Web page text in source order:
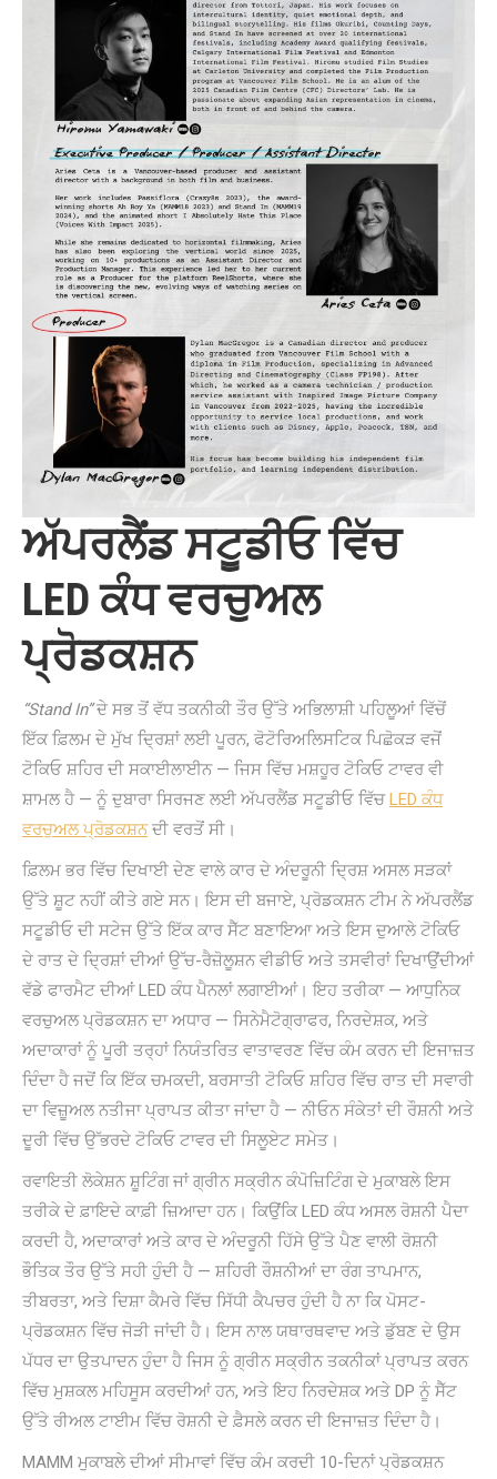
ਅੱਪਰਲੈਂਡ ਸਟੂਡੀਓ ਵਿੱਚ
LED ਕੰਧ ਵਰਚੁਅਲ
ਪ੍ਰੋਡਕਸ਼ਨ
“Stand In”ਦੇ ਸਭ ਤੋਂ ਵੱਧ ਤਕਨੀਕੀ ਤੌਰ ਉੱਤੇ ਅਭਿਲਾਸ਼ੀ ਪਹਿਲੂਆਂ ਵਿੱਚੋਂ
ਇੱਕ ਫ਼ਿਲਮ ਦੇ ਮੁੱਖ ਦ੍ਰਿਸ਼ਾਂ ਲਈ ਪੂਰਨ, ਫੋਟੋਰਿਅਲਿਸਟਿਕ ਪਿਛੋਕੜ ਵਜੋਂ
ਟੋਕਿਓ ਸ਼ਹਿਰ ਦੀ ਸਕਾਈਲਾਈਨ — ਜਿਸ ਵਿੱਚ ਮਸ਼ਹੂਰ ਟੋਕਿਓ ਟਾਵਰ ਵੀ
ਸ਼ਾਮਲ ਹੈ — ਨੂੰ ਦੁਬਾਰਾ ਸਿਰਜਣ ਲਈ ਅੱਪਰਲੈਂਡ ਸਟੂਡੀਓ ਵਿੱਚ LED ਕੰਧ
ਵਰਚੁਅਲ ਪ੍ਰੋਡਕਸ਼ਨਦੀ ਵਰਤੋਂ ਸੀ।
ਫ਼ਿਲਮ ਭਰ ਵਿੱਚ ਦਿਖਾਈ ਦੇਣ ਵਾਲੇ ਕਾਰ ਦੇ ਅੰਦਰੂਨੀ ਦ੍ਰਿਸ਼ ਅਸਲ ਸੜਕਾਂ
ਉੱਤੇ ਸ਼ੂਟ ਨਹੀਂ ਕੀਤੇ ਗਏ ਸਨ। ਇਸ ਦੀ ਬਜਾਏ, ਪ੍ਰੋਡਕਸ਼ਨ ਟੀਮ ਨੇ ਅੱਪਰਲੈਂਡ
ਸਟੂਡੀਓ ਦੀ ਸਟੇਜ ਉੱਤੇ ਇੱਕ ਕਾਰ ਸੈੱਟ ਬਣਾਇਆ ਅਤੇ ਇਸ ਦੁਆਲੇ ਟੋਕਿਓ
ਦੇ ਰਾਤ ਦੇ ਦ੍ਰਿਸ਼ਾਂ ਦੀਆਂ ਉੱਚ-ਰੈਜ਼ੋਲੂਸ਼ਨ ਵੀਡੀਓ ਅਤੇ ਤਸਵੀਰਾਂ ਦਿਖਾਉਂਦੀਆਂ
ਵੱਡੇ ਫਾਰਮੈਟ ਦੀਆਂ LED ਕੰਧ ਪੈਨਲਾਂ ਲਗਾਈਆਂ। ਇਹ ਤਰੀਕਾ — ਆਧੁਨਿਕ
ਵਰਚੁਅਲ ਪ੍ਰੋਡਕਸ਼ਨ ਦਾ ਅਧਾਰ — ਸਿਨੇਮੈਟੋਗ੍ਰਾਫਰ, ਨਿਰਦੇਸ਼ਕ, ਅਤੇ
ਅਦਾਕਾਰਾਂ ਨੂੰ ਪੂਰੀ ਤਰ੍ਹਾਂ ਨਿਯੰਤਰਿਤ ਵਾਤਾਵਰਣ ਵਿੱਚ ਕੰਮ ਕਰਨ ਦੀ ਇਜਾਜ਼ਤ
ਦਿੰਦਾ ਹੈ ਜਦੋਂ ਕਿ ਇੱਕ ਚਮਕਦੀ, ਬਰਸਾਤੀ ਟੋਕਿਓ ਸ਼ਹਿਰ ਵਿੱਚ ਰਾਤ ਦੀ ਸਵਾਰੀ
ਦਾ ਵਿਜ਼ੂਅਲ ਨਤੀਜਾ ਪ੍ਰਾਪਤ ਕੀਤਾ ਜਾਂਦਾ ਹੈ — ਨੀਓਨ ਸੰਕੇਤਾਂ ਦੀ ਰੌਸ਼ਨੀ ਅਤੇ
ਦੂਰੀ ਵਿੱਚ ਉੱਭਰਦੇ ਟੋਕਿਓ ਟਾਵਰ ਦੀ ਸਿਲੂਏਟ ਸਮੇਤ।
ਰਵਾਇਤੀ ਲੋਕੇਸ਼ਨ ਸ਼ੂਟਿੰਗ ਜਾਂ ਗ੍ਰੀਨ ਸਕ੍ਰੀਨ ਕੰਪੋਜ਼ਿਟਿੰਗ ਦੇ ਮੁਕਾਬਲੇ ਇਸ
ਤਰੀਕੇ ਦੇ ਫ਼ਾਇਦੇ ਕਾਫ਼ੀ ਜ਼ਿਆਦਾ ਹਨ। ਕਿਉਂਕਿ LED ਕੰਧ ਅਸਲ ਰੋਸ਼ਨੀ ਪੈਦਾ
ਕਰਦੀ ਹੈ, ਅਦਾਕਾਰਾਂ ਅਤੇ ਕਾਰ ਦੇ ਅੰਦਰੂਨੀ ਹਿੱਸੇ ਉੱਤੇ ਪੈਣ ਵਾਲੀ ਰੋਸ਼ਨੀ
ਭੌਤਿਕ ਤੌਰ ਉੱਤੇ ਸਹੀ ਹੁੰਦੀ ਹੈ — ਸ਼ਹਿਰੀ ਰੌਸ਼ਨੀਆਂ ਦਾ ਰੰਗ ਤਾਪਮਾਨ,
ਤੀਬਰਤਾ, ਅਤੇ ਦਿਸ਼ਾ ਕੈਮਰੇ ਵਿੱਚ ਸਿੱਧੀ ਕੈਪਚਰ ਹੁੰਦੀ ਹੈ ਨਾ ਕਿ ਪੋਸਟ-
ਪ੍ਰੋਡਕਸ਼ਨ ਵਿੱਚ ਜੋੜੀ ਜਾਂਦੀ ਹੈ। ਇਸ ਨਾਲ ਯਥਾਰਥਵਾਦ ਅਤੇ ਡੁੱਬਣ ਦੇ ਉਸ
ਪੱਧਰ ਦਾ ਉਤਪਾਦਨ ਹੁੰਦਾ ਹੈ ਜਿਸ ਨੂੰ ਗ੍ਰੀਨ ਸਕ੍ਰੀਨ ਤਕਨੀਕਾਂ ਪ੍ਰਾਪਤ ਕਰਨ
ਵਿੱਚ ਮੁਸ਼ਕਲ ਮਹਿਸੂਸ ਕਰਦੀਆਂ ਹਨ, ਅਤੇ ਇਹ ਨਿਰਦੇਸ਼ਕ ਅਤੇ DP ਨੂੰ ਸੈੱਟ
ਉੱਤੇ ਰੀਅਲ ਟਾਈਮ ਵਿੱਚ ਰੋਸ਼ਨੀ ਦੇ ਫ਼ੈਸਲੇ ਕਰਨ ਦੀ ਇਜਾਜ਼ਤ ਦਿੰਦਾ ਹੈ।
MAMM ਮੁਕਾਬਲੇ ਦੀਆਂ ਸੀਮਾਵਾਂ ਵਿੱਚ ਕੰਮ ਕਰਦੀ 10-ਦਿਨਾਂ ਪ੍ਰੋਡਕਸ਼ਨ